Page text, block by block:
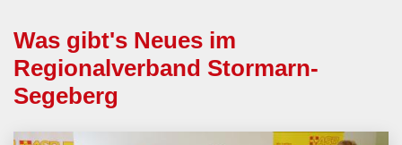
Was gibt's Neues im
Regionalverband Stormarn-
Segeberg